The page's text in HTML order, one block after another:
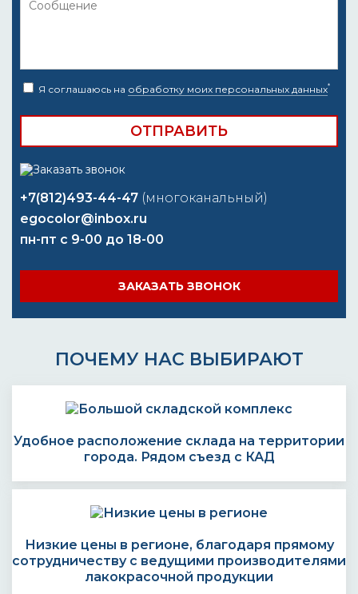
Я соглашаюсь на обработку моих персональных данных*
+7(812)493-44-47 (многоканальный)
egocolor@inbox.ru
пн-пт с 9-00 до 18-00
ЗАКАЗАТЬ ЗВОНОК
ПОЧЕМУ НАС ВЫБИРАЮТ
Удобное расположение склада на территории
города. Рядом съезд с КАД
Низкие цены в регионе, благодаря прямому
сотрудничеству с ведущими производителями
лакокрасочной продукции